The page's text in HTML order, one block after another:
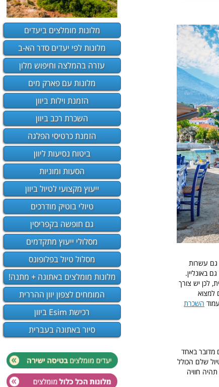
גם עשרות
באונליין.
לכן יש צורך
למצוא
השכרת
מדובר באחד
שלם הכולל
חוויה
מלונות מומלצים ביעדים
מלונות לפי יעדים סדר הא-ב
עזרה בהמלצה וחיפוש מלון
מלונות עם פארק מים
הזמנת וילות ביוון
השכרת רכב ביוון
הזמנת כרטיסי הפלגה
ביטוח נסיעות ליוון
הסעות ומוניות
ייעוץ מקצועי לטיול ביוון
טיולי בוטיק מודרכים
גם חופשה בקפריסין
מסלולי ייעוץ מתקדמים
מסלול טיול בפלופונס
מלונות מומלצים באתונה + מתנה!
המומחים לצפון יוון ההררית
רכישת Esim ביוון
סיור באתונה בעברית